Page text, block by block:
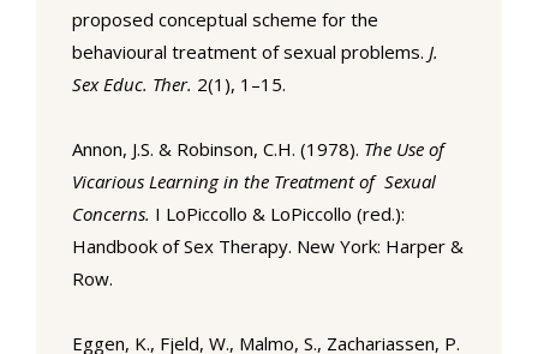
proposed conceptual scheme for the
behavioural treatment of sexual problems. J.
Sex Educ. Ther. 2(1), 1–15.
Annon, J.S. & Robinson, C.H. (1978). The Use of
Vicarious Learning in the Treatment of Sexual
Concerns. I LoPiccollo & LoPiccollo (red.):
Handbook of Sex Therapy. New York: Harper &
Row.
Eggen, K., Fjeld, W., Malmo, S., Zachariassen, P.